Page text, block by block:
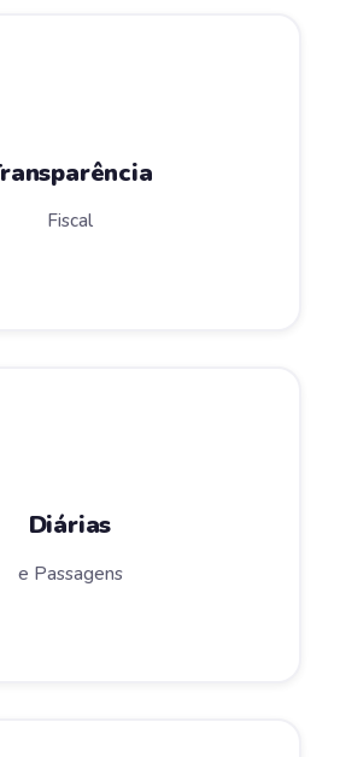
Fiscal
Diárias
e Passagens